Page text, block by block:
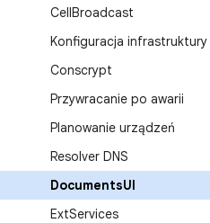
CellBroadcast
Konfiguracja infrastruktury
Conscrypt
Przywracanie po awarii
Planowanie urządzeń
Resolver DNS
DocumentsUI
ExtServices